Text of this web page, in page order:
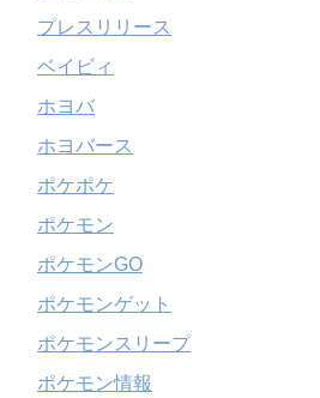
プレスリリース
ベイビィ
ホヨバ
ホヨバース
ポケポケ
ポケモン
ポケモンGO
ポケモンゲット
ポケモンスリープ
ポケモン情報